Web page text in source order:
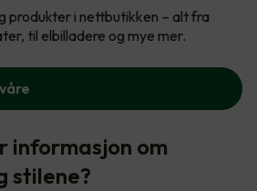
produkter i nettbutikken – alt fra
til elbilladere og mye mer.
informasjon om
stilene?